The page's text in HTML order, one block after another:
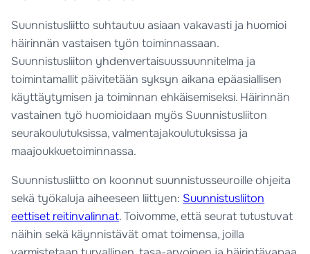
Suunnistusliitto suhtautuu asiaan vakavasti ja huomioi
häirinnän vastaisen työn toiminnassaan.
Suunnistusliiton yhdenvertaisuussuunnitelma ja
toimintamallit päivitetään syksyn aikana epäasiallisen
käyttäytymisen ja toiminnan ehkäisemiseksi. Häirinnän
vastainen työ huomioidaan myös Suunnistusliiton
seurakoulutuksissa, valmentajakoulutuksissa ja
maajoukkuetoiminnassa.
Suunnistusliitto on koonnut suunnistusseuroille ohjeita
sekä työkaluja aiheeseen liittyen: Suunnistusliiton
eettiset reitinvalinnat. Toivomme, että seurat tutustuvat
näihin sekä käynnistävät omat toimensa, joilla